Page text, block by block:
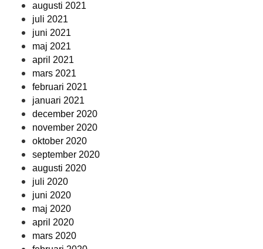
augusti 2021
juli 2021
juni 2021
maj 2021
april 2021
mars 2021
februari 2021
januari 2021
december 2020
november 2020
oktober 2020
september 2020
augusti 2020
juli 2020
juni 2020
maj 2020
april 2020
mars 2020